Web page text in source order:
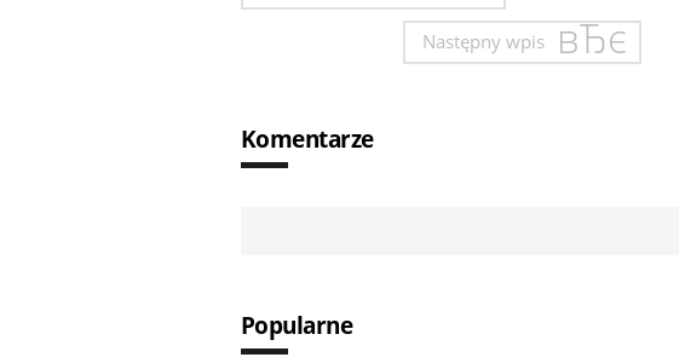
Następny wpis
Komentarze
Popularne